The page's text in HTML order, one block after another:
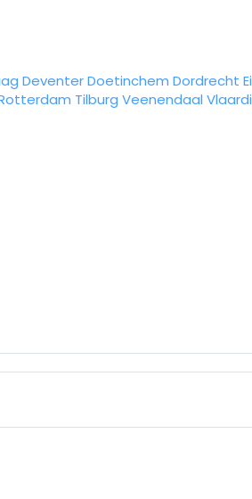
DeventerDoetinchem Dordrecht
Tilburg Veenendaal